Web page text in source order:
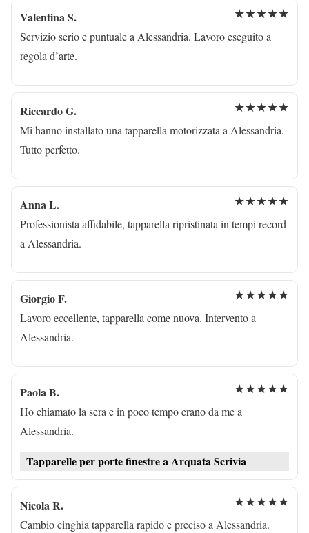
Valentina S. ★★★★★
Servizio serio e puntuale a Alessandria. Lavoro eseguito a
regola d’arte.
Riccardo G. ★★★★★
Mi hanno installato una tapparella motorizzata a Alessandria.
Tutto perfetto.
Anna L. ★★★★★
Professionista affidabile, tapparella ripristinata in tempi record
a Alessandria.
Giorgio F. ★★★★★
Lavoro eccellente, tapparella come nuova. Intervento a
Alessandria.
Paola B. ★★★★★
Ho chiamato la sera e in poco tempo erano da me a
Alessandria.
Tapparelle per porte finestre a Arquata Scrivia
Nicola R. ★★★★★
Cambio cinghia tapparella rapido e preciso a Alessandria.